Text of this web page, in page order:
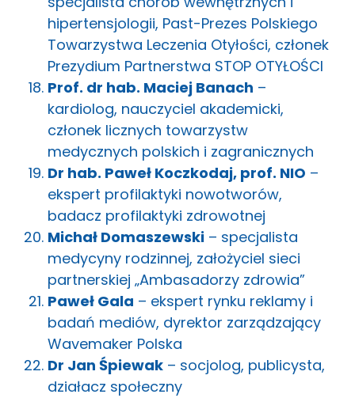
hipertensjologii, Past-Prezes Polskiego
Towarzystwa Leczenia Otyłości, członek
Prezydium Partnerstwa STOP OTYŁOŚCI
Prof. dr hab. Maciej Banach –
kardiolog, nauczyciel akademicki,
członek licznych towarzystw
medycznych polskich i zagranicznych
Dr hab. Paweł Koczkodaj, prof. NIO –
ekspert profilaktyki nowotworów,
badacz profilaktyki zdrowotnej
Michał Domaszewski – specjalista
medycyny rodzinnej, założyciel sieci
partnerskiej „Ambasadorzy zdrowia”
Paweł Gala – ekspert rynku reklamy i
badań mediów, dyrektor zarządzający
Wavemaker Polska
Dr Jan Śpiewak – socjolog, publicysta,
działacz społeczny